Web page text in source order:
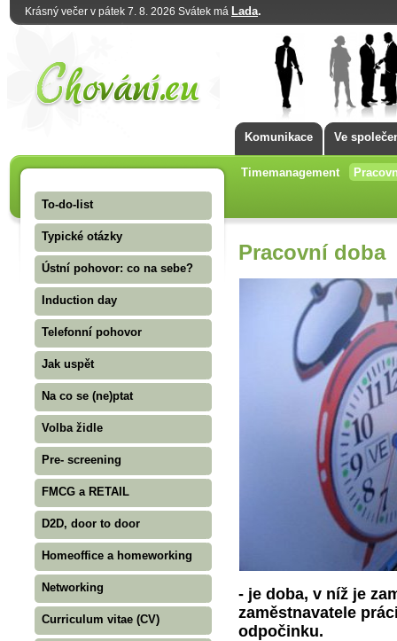
Krásný večer v pátek 7. 8. 2026 Svátek má Lada.
Komunikace Ve
Timemanagement
To-do-list
Typické otázky
Ústní pohovor: co na sebe?
Induction day
Telefonní pohovor
Jak uspět
Na co se (ne)ptat
Volba židle
Pre- screening
FMCG a RETAIL
D2D, door to door
Homeoffice a homeworking
Networking
Curriculum vitae (CV)
Pracovní doba
- je doba, v níž je
zaměstnavatele
odpočinku.